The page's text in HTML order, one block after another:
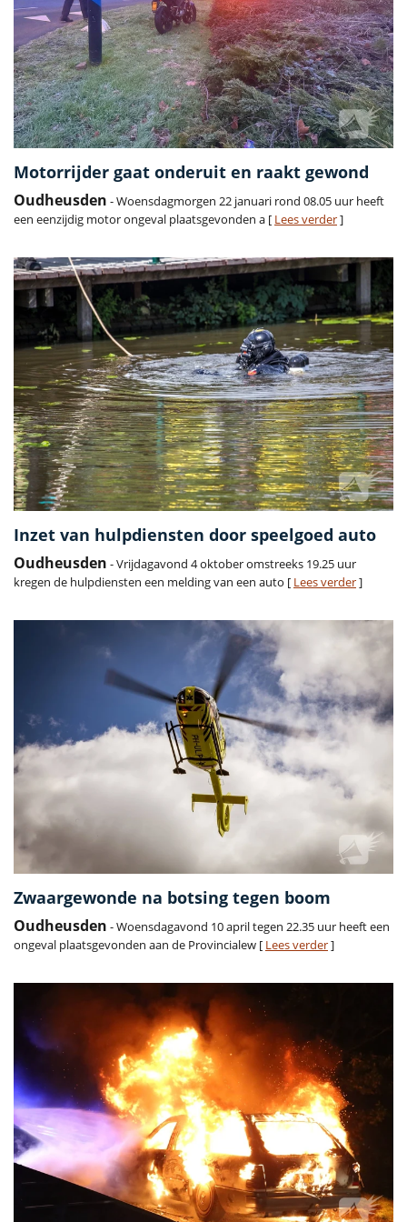
Motorrijder gaat onderuit en raakt gewond
Oudheusden - Woensdagmorgen 22 januari rond 08.05 uur heeft
een eenzijdig motor ongeval plaatsgevonden a [ Lees verder]
Inzet van hulpdiensten door speelgoed auto
Oudheusden - Vrijdagavond 4 oktober omstreeks 19.25 uur
kregen de hulpdiensten een melding van een auto [ Lees verder]
Zwaargewonde na botsing tegen boom
Oudheusden - Woensdagavond 10 april tegen 22.35 uur heeft een
ongeval plaatsgevonden aan de Provincialew [ Lees verder]